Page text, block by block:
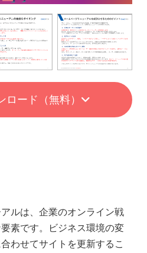
ロード （無料）
ルは、企業のオンライン戦
素です。ビジネス環境の変
わせてサイトを更新するこ